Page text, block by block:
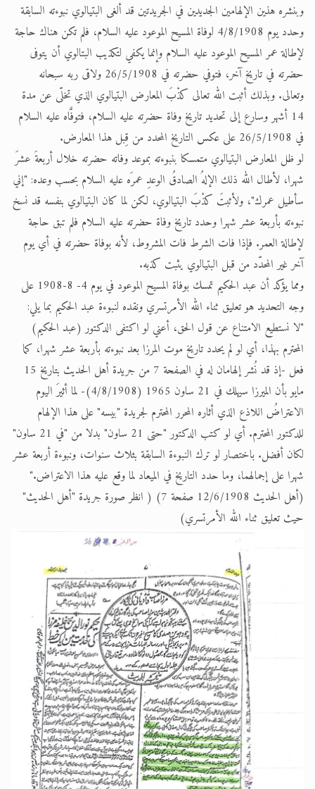
وبنشره هذين الإلهامين الجديدين في الجريدتين قد ألغى البتيالوي نبوءته السابقة
وحدد يوم 4/8/1908 لوفاة المسيح الموعود عليه السلام، فلم تكن هناك حاجة
لإطالة عمر المسيح الموعود عليه السلام وإنما يكفي لتكذيب البتالوي أن يتوفى
حضرته في تاريخ آخر، فتوفي حضرته في 26/5/1908 ولاقى ربه سبحانه
وتعالى. وبذلك أثبت الله تعالى كذْبَ المعارض البتيالوي الذي تخلّى عن مدة
14 أشهر وسارع إلى تحديد تاريخ وفاة حضرته عليه السلام، فتوفَّاه عليه السلام
في 26/5/1908 على عكس التاريخ المحدد من قِبل هذا المعارض.
لو ظل المعارض البتيالوي متمسكا بنبوءته بموعد وفاته حضرته خلال أربعةَ عشرَ
شهرا، لأطال الله ذلك الإلهُ الصادقُ الوعدِ عمرَه عليه السلام بحسب وعده: "إني
سأطيل عمرك"، ولأثبتَ كذْبَ البتيالوي، لكن لما كان البتيالوي بنفسه قد نسخ
نبوءته بأربعة عشر شهرا وحدد تاريخ وفاة حضرته عليه السلام فلم تبق حاجة
لإطالة العمر. فإذا فات الشرط فات المشروط، لأنه بوفاة حضرته في أي يوم
آخر غير المحدّد من قبل البتيالوي يثبت كذبه.
ومما يؤكد أن عبد الحكيم تمسك بوفاة المسيح الموعود في يوم 4- 8-1908 على
وجه التحديد هو تعليق ثناء الله الأمرتسري ونقده لنبوءة عبد الحكيم بما يلي:
"لا نستطيع الامتناع عن قول الحق، أعني لو اكتفى الدكتور (عبد الحكيم)
المحترم بهذا، أي لو لم يحدد تاريخ موت المرزا بعد نبوءته بأربعة عشر شهرا، كما
فعل -إذ قد نُشر إلهامان له في الصفحة 7 من جريدة أهل الحديث بتاريخ 15
مايو بأن الميرزا سيهلك في 21 ساون 1965 (4/8/1908)- لما أثيرَ اليوم
الاعتراضُ اللاذع الذي أثاره المحرر المحترم لجريدة "بيسه" على هذا الإلهام
للدكتور المحترم. أي لو كتب الدكتور "حتى 21 ساون" بدلا من "في 21 ساون"
لكان أفضل. باختصار لو ترك النبوءة السابقة بثلاث سنوات، ونبوءة أربعة عشر
شهرا على إجمالهما، وما حدد التاريخ في الميعاد لما وقع عليه هذا الاعتراض."
(أهل الحديث 12/6/1908 صفحة 7) ( انظر صورة جريدة "أهل الحديث"
حيث تعليق ثناء الله الأمرتسري)